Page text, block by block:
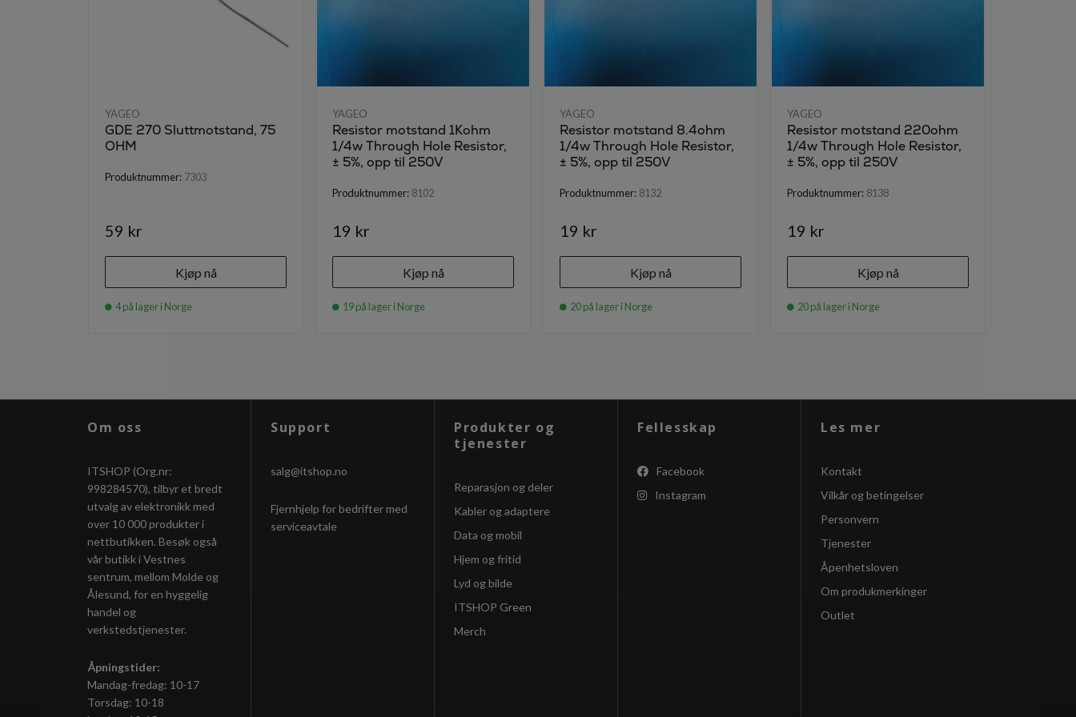
YAGEO
GDE 270 Sluttmotstand, 75
OHM
Produktnummer: 7303
59 kr
Kjøp nå
4 på lager i Norge
YAGEO
Resistor motstand 1Kohm
1/4w Through Hole Resistor,
± 5%, opp til 250V
Produktnummer: 8102
19 kr
Kjøp nå
19 på lager i Norge
YAGEO
Resistor motstand 8.4ohm
1/4w Through Hole Resistor,
± 5%, opp til 250V
Produktnummer: 8132
19 kr
Kjøp nå
20 på lager i Norge
YAGEO
Resistor motstand 220ohm
1/4w Through Hole Resistor,
± 5%, opp til 250V
Produktnummer: 8138
19 kr
Kjøp nå
20 på lager i Norge
Om oss
ITSHOP (Org.nr:
998284570), tilbyr et bredt
utvalg av elektronikk med
over 10 000 produkter i
nettbutikken. Besøk også
vår butikk i Vestnes
sentrum, mellom Molde og
Ålesund, for en hyggelig
handel og
verkstedstjenester.
Åpningstider:
Mandag-fredag: 10-17
Torsdag: 10-18
Support
salg@itshop.no
Fjernhjelp for bedrifter med
serviceavtale
Produkter og
tjenester
Reparasjon og deler
Kabler og adaptere
Data og mobil
Hjem og fritid
Lyd og bilde
ITSHOP Green
Merch
Fellesskap
Facebook
Instagram
Les mer
Kontakt
Vilkår og betingelser
Personvern
Tjenester
Åpenhetsloven
Om produkmerkinger
Outlet